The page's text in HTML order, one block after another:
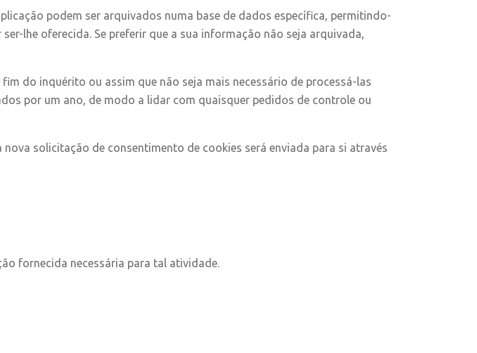
podem ser arquivados numa base de dados específica, permitindo-
lhe oferecida. Se preferir que a sua informação não seja arquivada,
do inquérito ou assim que não seja mais necessário de processá-las
por um ano, de modo a lidar com quaisquer pedidos de controle ou
solicitação de consentimento de cookies será enviada para si através
fornecida necessária para tal atividade.